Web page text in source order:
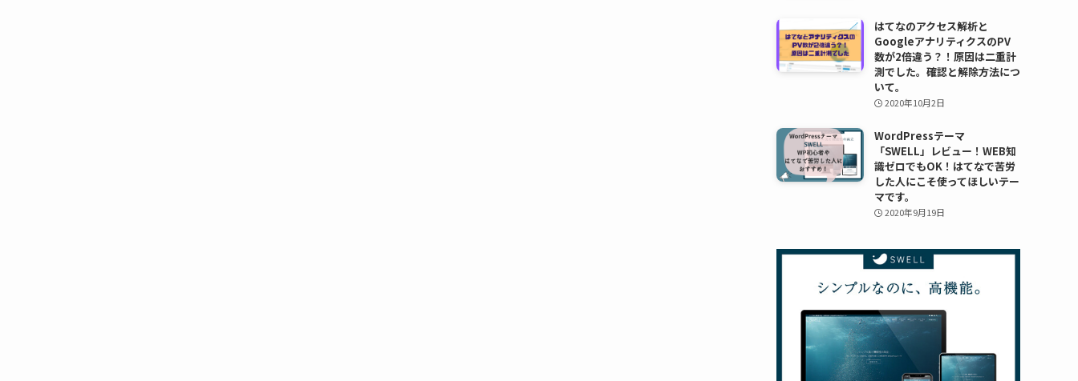
はてなのアクセス解析と
GoogleアナリティクスのPV
数が2倍違う？！原因は二重計
測でした。確認と解除方法につ
いて。
2020年10月2日
WordPressテーマ
「SWELL」レビュー！WEB知
識ゼロでもOK！はてなで苦労
した人にこそ使ってほしいテー
マです。
2020年9月19日